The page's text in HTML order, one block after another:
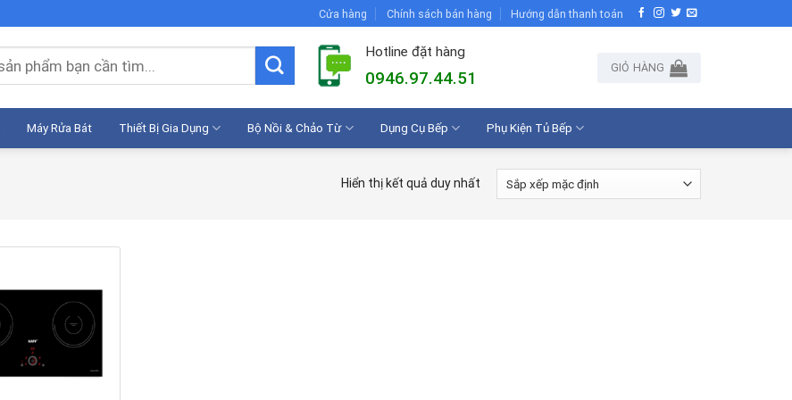
Cửa hàng Chính sách bán hàng Hướng dẫn thanh toán
Hotline đặt hàng
0946.97.44.51
GIỎ HÀNG
Máy Rửa Bát Thiết Bị Gia Dụng Bộ Nồi & Chảo Từ Dụng Cụ Bếp Phụ Kiện Tủ Bếp
Hiển thị kết quả duy nhất